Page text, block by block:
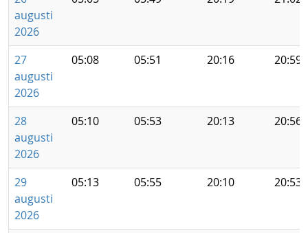
augusti
2026
27
augusti
2026
05:08 05:51 20:16 20:59
28
augusti
2026
05:10 05:53 20:13 20:56
29
augusti
2026
05:13 05:55 20:10 20:53